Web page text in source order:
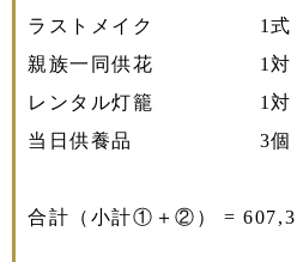
ラストメイク 1式
親族一同供花 1対
レンタル灯籠 1対
当日供養品 3個
合計（小計①＋②） =